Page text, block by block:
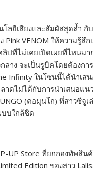
ลยีเสียงและสัมผัสสุดล้ำ กั
Pink VENOM ให้ความรู้
ปที่ไม่เคยเปิดเผยที่ไหนม
ลาง จะเป็นรูบิคโดยต้อง
Infinity ในโซนนี้ได้นำเส
ดไม่ได้กับการนำเสนอแ
(คอมุนโก) ที่สาวซีจูเล่
บใกล้ชิด
UP Store ที่ยกกองทัพสิน
Edition ของสาว